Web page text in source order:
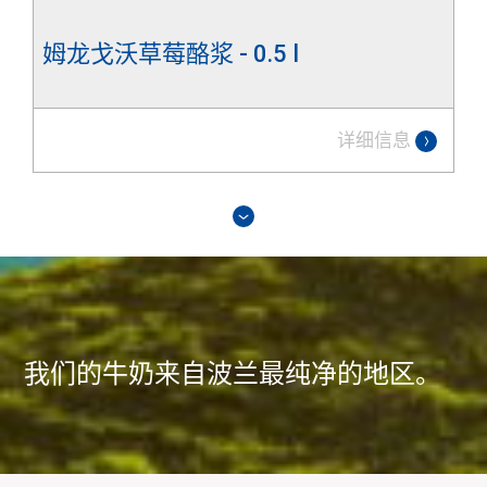
姆龙戈沃草莓酪浆 - 0.5 l
详细信息
我们的牛奶来自波兰最纯净的地区。